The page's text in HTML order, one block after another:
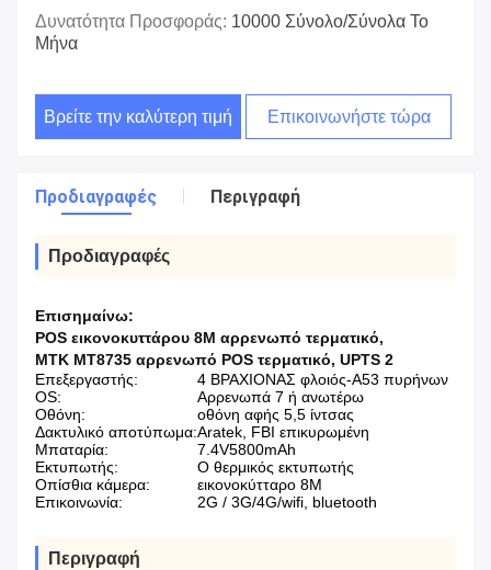
Δυνατότητα Προσφοράς: 10000 Σύνολο/σύνολα Το
Μήνα
Βρείτε την καλύτερη τιμή Επικοινωνήστε τώρα
Προδιαγραφές Περιγραφή
Προδιαγραφές
Επισημαίνω:
POS εικονοκυττάρου 8M αρρενωπό τερματικό,
MTK MT8735 αρρενωπό POS τερματικό, UPTS 2
Επεξεργαστής:
4 ΒΡΑΧΙΟΝΑΣ φλοιός-A53 πυρήνων
OS:
Αρρενωπά 7 ή ανωτέρω
Οθόνη:
οθόνη αφής 5,5 ίντσας
Δακτυλικό αποτύπωμα:Aratek, FBI επικυρωμένη
Μπαταρία:
7.4V5800mAh
Εκτυπωτής:
Ο θερμικός εκτυπωτής
Οπίσθια κάμερα:
εικονοκύτταρο 8M
Επικοινωνία:
2G / 3G/4G/wifi, bluetooth
Περιγραφή